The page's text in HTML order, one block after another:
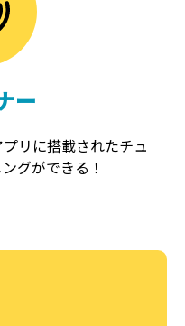
ー
リに搭載されたチュ
グができる！